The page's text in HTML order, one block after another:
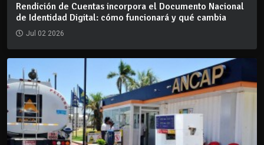
Rendición de Cuentas incorpora el Documento Nacional
de Identidad Digital: cómo funcionará y qué cambia
Jul 02 2026